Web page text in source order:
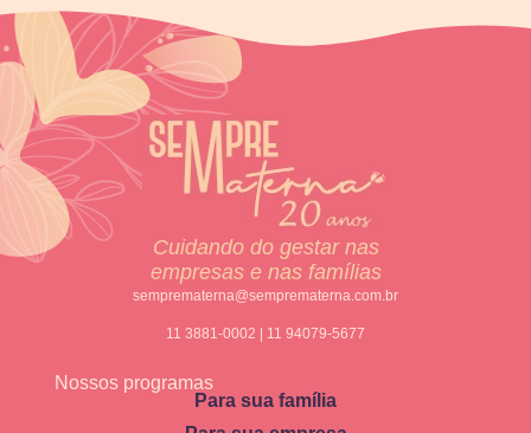
Cuidando do gestar nas
empresas e nas famílias
semprematerna@semprematerna.com.br
11 3881-0002 | 11 94079-5677
Nossos programas
Para sua família